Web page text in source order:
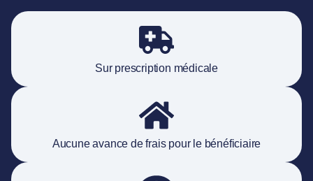
Sur prescription médicale
Aucune avance de frais pour le bénéficiaire